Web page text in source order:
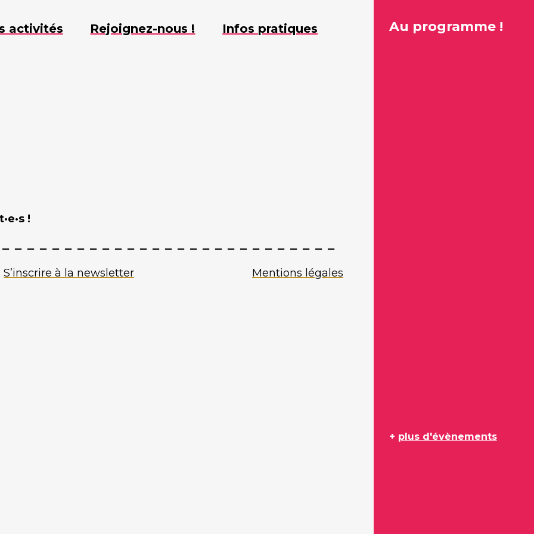
activités Rejoignez-nous ! Infos pratiques
!
S’inscrire à la newsletter Mentions légales
Au programme !
+ plus d'évènements